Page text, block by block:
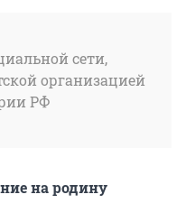
сети,
организацией
РФ
на родину